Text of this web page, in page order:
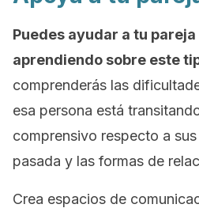
Puedes ayudar a tu
aprendiendo sobre este
comprenderás las
esa persona está
comprensivo respecto a
pasada y las formas de
Crea espacios de